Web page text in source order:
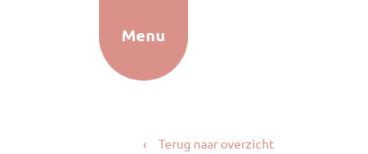
Menu
‹ Terug naar overzicht